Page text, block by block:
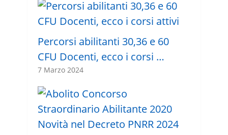
Percorsi abilitanti 30,36 e 60
CFU Docenti, ecco i corsi …
7 Marzo 2024